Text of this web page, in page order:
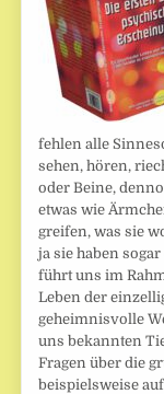
fehlen alle
sehen, hören,
oder Beine,
etwas wie
greifen, was sie
ja sie haben
führt uns im
Leben der
geheimnisvolle
uns bekannten
Fragen über die
beispielsweise